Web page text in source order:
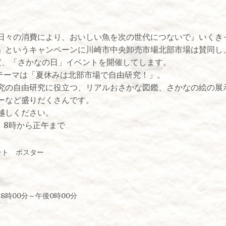
の消費により、おいしい魚を次の世代につないで』いくき
というキャンペーンに川崎市中央卸売市場北部市場は賛同
「さかなの日」イベントを開催してします。
マは「夏休みは北部市場で自由研究！」。
自由研究に役立つ、リアルおさかな図鑑、さかなの絵の展
ど盛りだくさんです。
ください。
時から正午まで
時00分～午後0時00分